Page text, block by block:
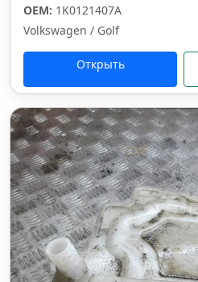
OEM: 1K0121407A
Volkswagen / Golf
Открыть